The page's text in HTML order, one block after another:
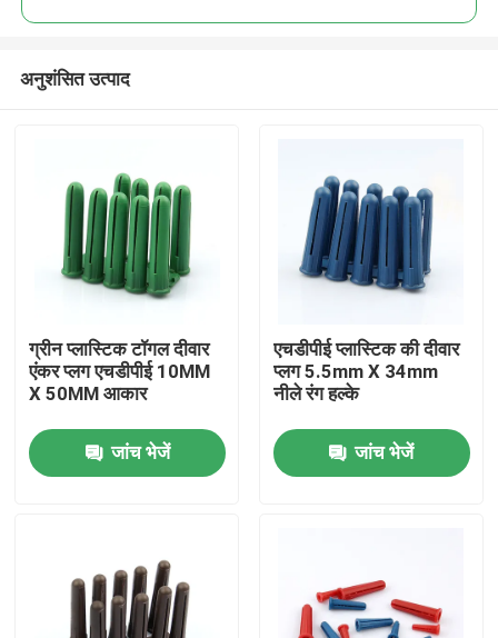
उत्पाद
अनुशंसित उत्पाद
ग्रीन प्लास्टिक टॉगल दीवार
एंकर प्लग एचडीपीई 10MM
X 50MM आकार
जांच भेजें
एचडीपीई प्लास्टिक की दीवार
प्लग 5.5mm X 34mm
नीले रंग हल्के
जांच भेजें